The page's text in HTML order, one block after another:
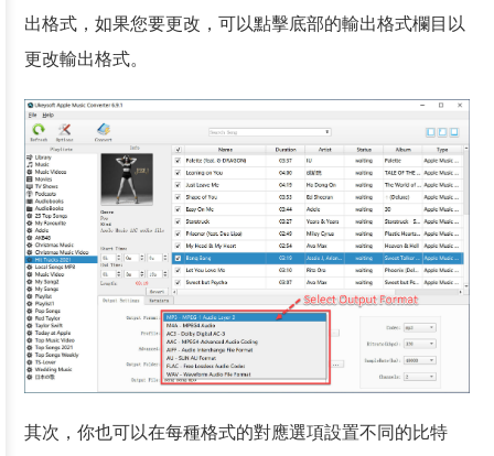
出格式，如果您要更改，可以點擊底部的輸出格式欄目以
更改輸出格式。
其次，你也可以在每種格式的對應選項設置不同的比特